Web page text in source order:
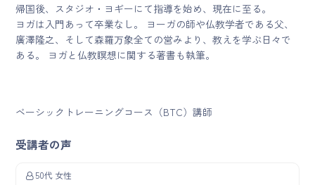
帰国後、スタジオ・ヨギーにて指導を始め、現在に至る。
ヨガは入門あって卒業なし。 ヨーガの師や仏教学者である父、
廣澤隆之、そして森羅万象全ての営みより、教えを学ぶ日々で
ある。 ヨガと仏教瞑想に関する著書も執筆。
ベーシックトレーニングコース（BTC）講師
受講者の声
50代 女性